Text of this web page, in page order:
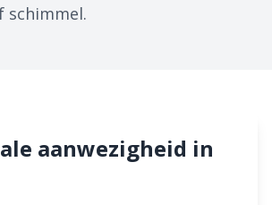
schimmel.
aanwezigheid in